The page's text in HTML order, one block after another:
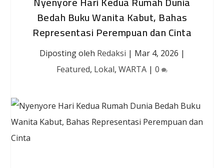
Bedah Buku Wanita Kabut, Bahas
Representasi Perempuan dan Cinta
Diposting oleh Redaksi | Mar 4, 2026 |
Featured, Lokal, WARTA | 0